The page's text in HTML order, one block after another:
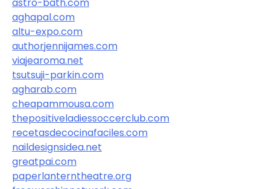
aghapal.com
altu-expo.com
authorjennijames.com
viajearoma.net
tsutsuji-parkin.com
agharab.com
cheapammousa.com
thepositiveladiessoccerclub.com
recetasdecocinafaciles.com
naildesignsidea.net
greatpai.com
paperlanterntheatre.org